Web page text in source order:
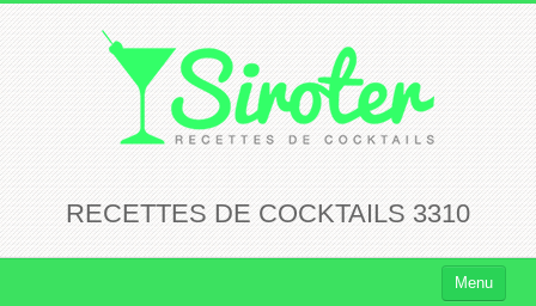
RECETTES DE COCKTAILS 3310
Menu